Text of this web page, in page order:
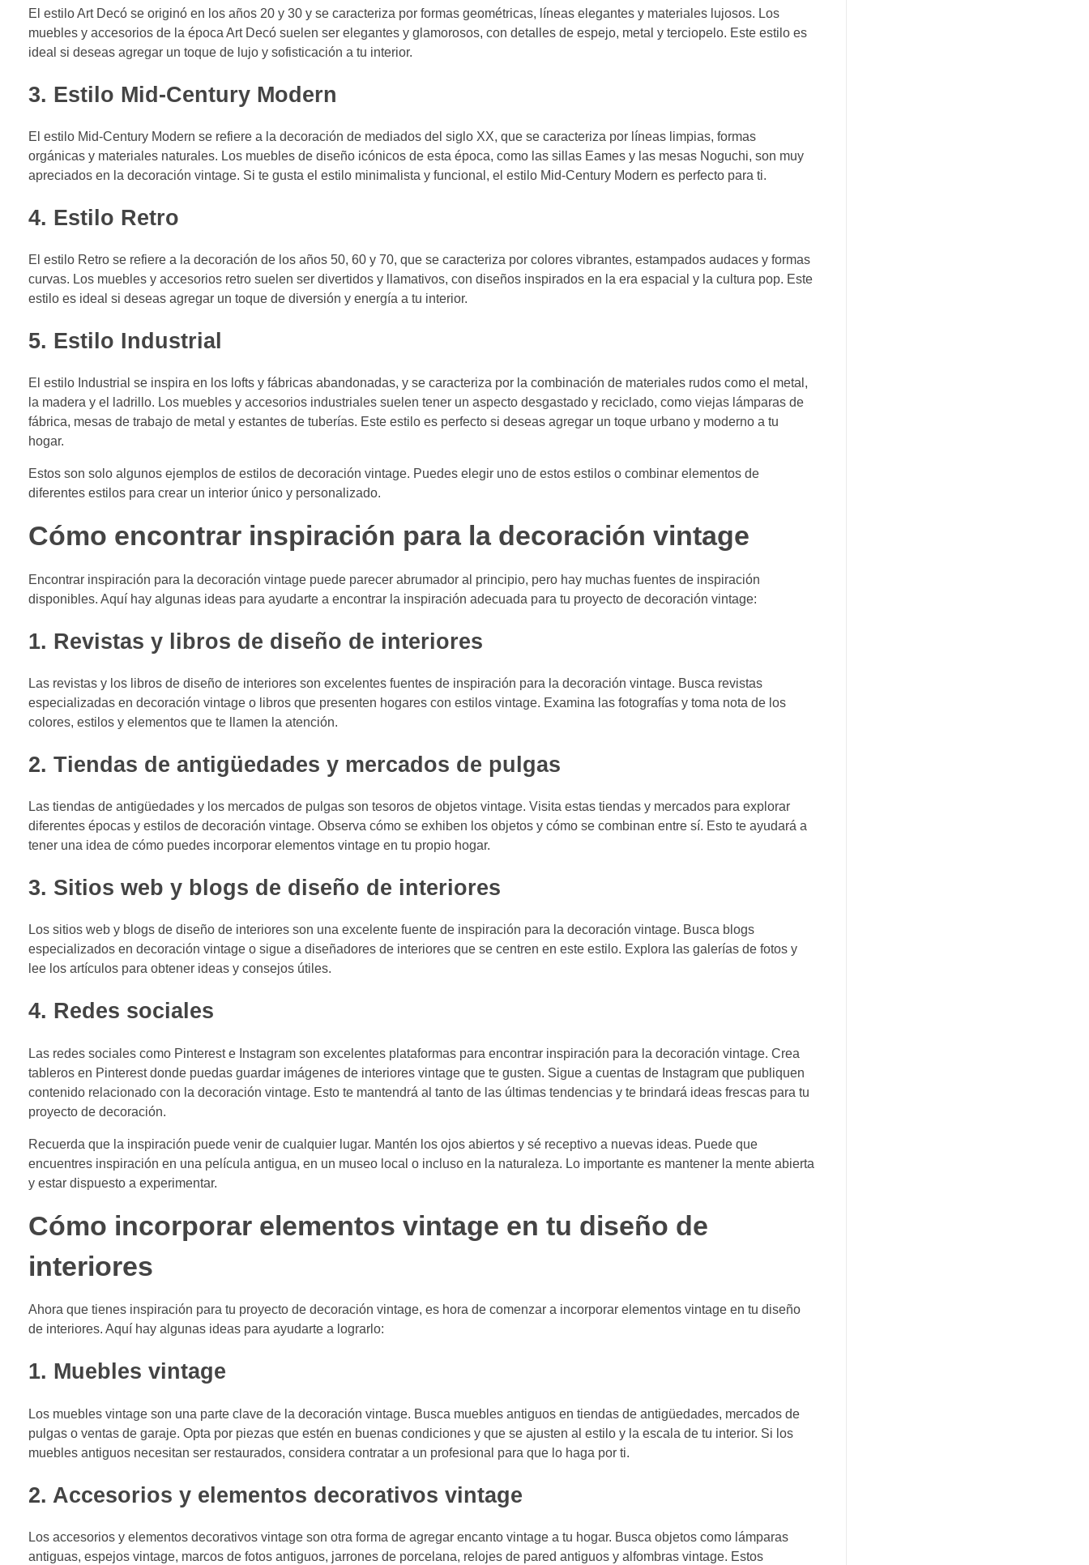
El estilo Art Decó se originó en los años 20 y 30 y se caracteriza por formas geométricas, líneas elegantes y materiales lujosos. Los
muebles y accesorios de la época Art Decó suelen ser elegantes y glamorosos, con detalles de espejo, metal y terciopelo. Este estilo es
ideal si deseas agregar un toque de lujo y sofisticación a tu interior.
3. Estilo Mid-Century Modern
El estilo Mid-Century Modern se refiere a la decoración de mediados del siglo XX, que se caracteriza por líneas limpias, formas
orgánicas y materiales naturales. Los muebles de diseño icónicos de esta época, como las sillas Eames y las mesas Noguchi, son muy
apreciados en la decoración vintage. Si te gusta el estilo minimalista y funcional, el estilo Mid-Century Modern es perfecto para ti.
4. Estilo Retro
El estilo Retro se refiere a la decoración de los años 50, 60 y 70, que se caracteriza por colores vibrantes, estampados audaces y formas
curvas. Los muebles y accesorios retro suelen ser divertidos y llamativos, con diseños inspirados en la era espacial y la cultura pop. Este
estilo es ideal si deseas agregar un toque de diversión y energía a tu interior.
5. Estilo Industrial
El estilo Industrial se inspira en los lofts y fábricas abandonadas, y se caracteriza por la combinación de materiales rudos como el metal,
la madera y el ladrillo. Los muebles y accesorios industriales suelen tener un aspecto desgastado y reciclado, como viejas lámparas de
fábrica, mesas de trabajo de metal y estantes de tuberías. Este estilo es perfecto si deseas agregar un toque urbano y moderno a tu
hogar.
Estos son solo algunos ejemplos de estilos de decoración vintage. Puedes elegir uno de estos estilos o combinar elementos de
diferentes estilos para crear un interior único y personalizado.
Cómo encontrar inspiración para la decoración vintage
Encontrar inspiración para la decoración vintage puede parecer abrumador al principio, pero hay muchas fuentes de inspiración
disponibles. Aquí hay algunas ideas para ayudarte a encontrar la inspiración adecuada para tu proyecto de decoración vintage:
1. Revistas y libros de diseño de interiores
Las revistas y los libros de diseño de interiores son excelentes fuentes de inspiración para la decoración vintage. Busca revistas
especializadas en decoración vintage o libros que presenten hogares con estilos vintage. Examina las fotografías y toma nota de los
colores, estilos y elementos que te llamen la atención.
2. Tiendas de antigüedades y mercados de pulgas
Las tiendas de antigüedades y los mercados de pulgas son tesoros de objetos vintage. Visita estas tiendas y mercados para explorar
diferentes épocas y estilos de decoración vintage. Observa cómo se exhiben los objetos y cómo se combinan entre sí. Esto te ayudará a
tener una idea de cómo puedes incorporar elementos vintage en tu propio hogar.
3. Sitios web y blogs de diseño de interiores
Los sitios web y blogs de diseño de interiores son una excelente fuente de inspiración para la decoración vintage. Busca blogs
especializados en decoración vintage o sigue a diseñadores de interiores que se centren en este estilo. Explora las galerías de fotos y
lee los artículos para obtener ideas y consejos útiles.
4. Redes sociales
Las redes sociales como Pinterest e Instagram son excelentes plataformas para encontrar inspiración para la decoración vintage. Crea
tableros en Pinterest donde puedas guardar imágenes de interiores vintage que te gusten. Sigue a cuentas de Instagram que publiquen
contenido relacionado con la decoración vintage. Esto te mantendrá al tanto de las últimas tendencias y te brindará ideas frescas para tu
proyecto de decoración.
Recuerda que la inspiración puede venir de cualquier lugar. Mantén los ojos abiertos y sé receptivo a nuevas ideas. Puede que
encuentres inspiración en una película antigua, en un museo local o incluso en la naturaleza. Lo importante es mantener la mente abierta
y estar dispuesto a experimentar.
Cómo incorporar elementos vintage en tu diseño de
interiores
Ahora que tienes inspiración para tu proyecto de decoración vintage, es hora de comenzar a incorporar elementos vintage en tu diseño
de interiores. Aquí hay algunas ideas para ayudarte a lograrlo:
1. Muebles vintage
Los muebles vintage son una parte clave de la decoración vintage. Busca muebles antiguos en tiendas de antigüedades, mercados de
pulgas o ventas de garaje. Opta por piezas que estén en buenas condiciones y que se ajusten al estilo y la escala de tu interior. Si los
muebles antiguos necesitan ser restaurados, considera contratar a un profesional para que lo haga por ti.
2. Accesorios y elementos decorativos vintage
Los accesorios y elementos decorativos vintage son otra forma de agregar encanto vintage a tu hogar. Busca objetos como lámparas
antiguas, espejos vintage, marcos de fotos antiguos, jarrones de porcelana, relojes de pared antiguos y alfombras vintage. Estos